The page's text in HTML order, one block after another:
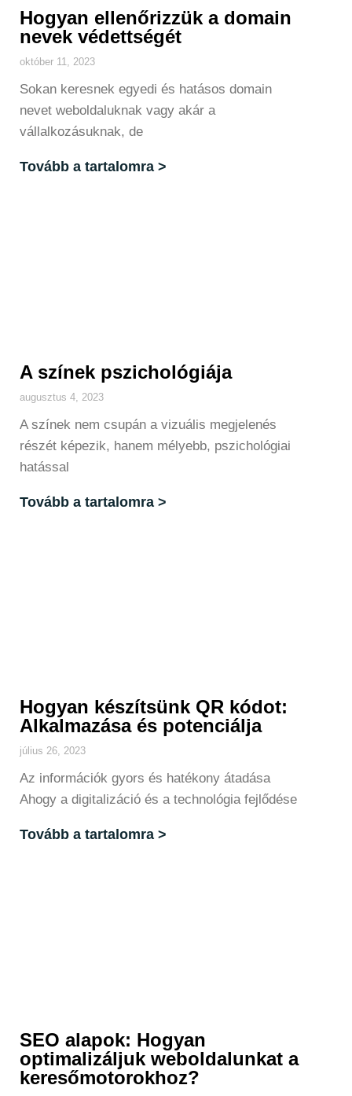
Hogyan ellenőrizzük a domain
nevek védettségét
október 11, 2023
Sokan keresnek egyedi és hatásos domain
nevet weboldaluknak vagy akár a
vállalkozásuknak, de
Tovább a tartalomra >
A színek pszichológiája
augusztus 4, 2023
A színek nem csupán a vizuális megjelenés
részét képezik, hanem mélyebb, pszichológiai
hatással
Tovább a tartalomra >
Hogyan készítsünk QR kódot:
Alkalmazása és potenciálja
július 26, 2023
Az információk gyors és hatékony átadása
Ahogy a digitalizáció és a technológia fejlődése
Tovább a tartalomra >
SEO alapok: Hogyan
optimalizáljuk weboldalunkat a
keresőmotorokhoz?